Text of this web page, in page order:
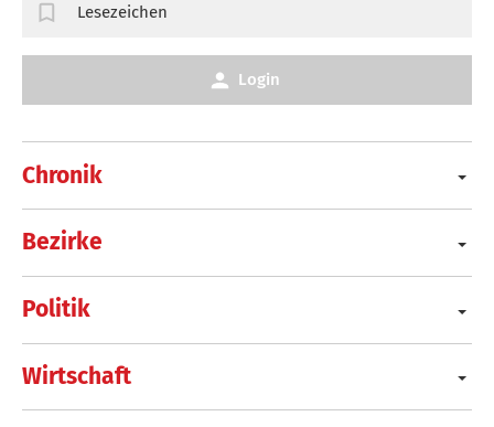
Chronik
Bezirke
Politik
Wirtschaft
Lesezeichen
Login